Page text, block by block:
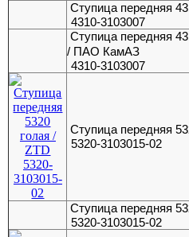
Ступица передняя
4310-3103007
Ступица передняя
/ ПАО КамАЗ
4310-3103007
Ступица передняя
5320-3103015-02
Ступица передняя
5320-3103015-02